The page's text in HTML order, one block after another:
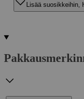
Lisää suosikkeihin,